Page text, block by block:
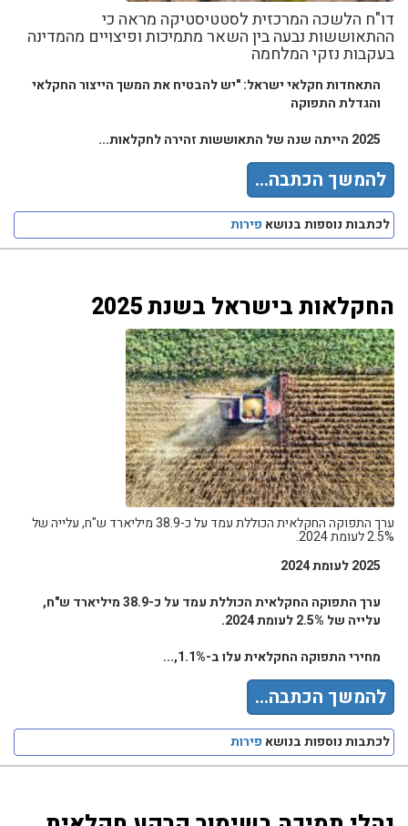
דו"ח הלשכה המרכזית לסטטיסטיקה מראה כי
ההתאוששות נבעה בין השאר מתמיכות ופיצויים מהמדינה
בעקבות נזקי המלחמה
התאחדות חקלאי ישראל: "יש להבטיח את המשך הייצור החקלאי
והגדלת התפוקה
2025 הייתה שנה של התאוששות זהירה לחקלאות...
להמשך הכתבה...
לכתבות נוספות בנושא פירות
החקלאות בישראל בשנת 2025
ערך התפוקה החקלאית הכוללת עמד על כ-38.9 מיליארד ש"ח, עלייה של
2.5% לעומת 2024.
2025 לעומת 2024
ערך התפוקה החקלאית הכוללת עמד על כ-38.9 מיליארד ש"ח,
עלייה של 2.5% לעומת 2024.
מחירי התפוקה החקלאית עלו ב-1.1%,...
להמשך הכתבה...
לכתבות נוספות בנושא פירות